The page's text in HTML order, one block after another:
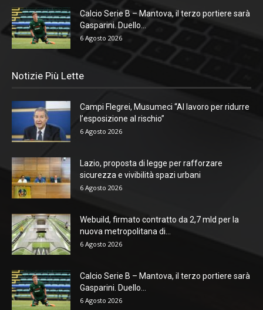
Calcio Serie B – Mantova, il terzo portiere sarà
Gasparini. Duello...
6 Agosto 2026
Notizie Più Lette
Campi Flegrei, Musumeci “Al lavoro per ridurre
l’esposizione al rischio”
6 Agosto 2026
Lazio, proposta di legge per rafforzare
sicurezza e vivibilità spazi urbani
6 Agosto 2026
Webuild, firmato contratto da 2,7 mld per la
nuova metropolitana di...
6 Agosto 2026
Calcio Serie B – Mantova, il terzo portiere sarà
Gasparini. Duello...
6 Agosto 2026